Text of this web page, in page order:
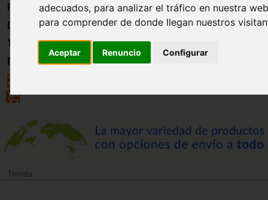
adecuados, para analizar el tráfico en nuestra
para comprender de donde llegan nuestros
Aceptar Renuncio Configurar
Formación
Directorio
Trabajo
Registro
Tienda